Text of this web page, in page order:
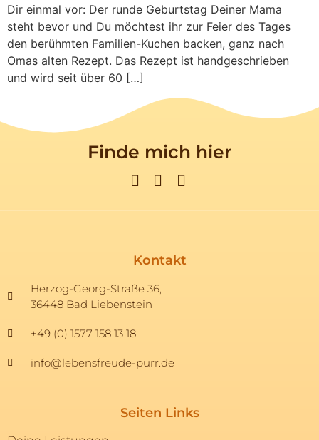
Dir einmal vor: Der runde Geburtstag Deiner Mama
steht bevor und Du möchtest ihr zur Feier des Tages
den berühmten Familien-Kuchen backen, ganz nach
Omas alten Rezept. Das Rezept ist handgeschrieben
und wird seit über 60 […]
Finde mich hier
Kontakt
Herzog-Georg-Straße 36,
36448 Bad Liebenstein
+49 (0) 1577 158 13 18
info@lebensfreude-purr.de
Seiten Links